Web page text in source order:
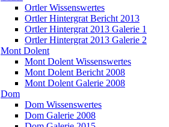
Ortler Wissenswertes
Ortler Hintergrat Bericht 2013
Ortler Hintergrat 2013 Galerie 1
Ortler Hintergrat 2013 Galerie 2
Mont Dolent
Mont Dolent Wissenswertes
Mont Dolent Bericht 2008
Mont Dolent Galerie 2008
Dom
Dom Wissenswertes
Dom Galerie 2008